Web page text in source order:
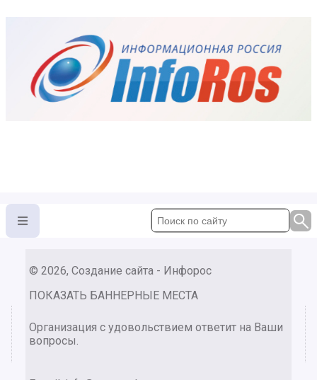
© 2026, Создание сайта - Инфорос
ПОКАЗАТЬ БАННЕРНЫЕ МЕСТА
Организация с удовольствием ответит на Ваши
вопросы.